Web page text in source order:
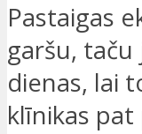
Pastaigas
garšu, taču
dienas, lai
klīnikas pat